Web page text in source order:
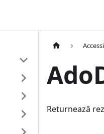
Returnează